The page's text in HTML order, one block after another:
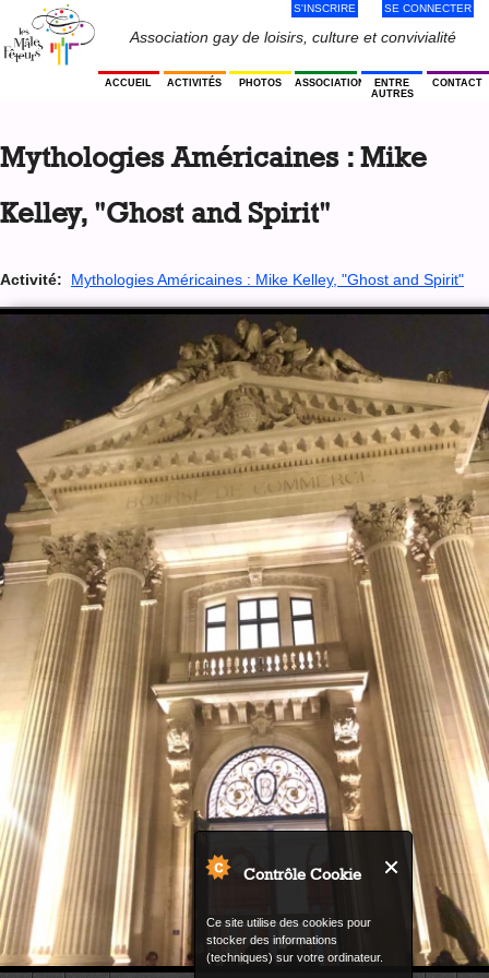
Contrôle Cookie
Ce site utilise des cookies pour
stocker des informations
(techniques) sur votre ordinateur.
navigation
Association gay de loisirs, culture et convivialité
Menu
Utilisateur
S'INSCRIRE SE CONNECTER
ACCUEIL ACTIVITÉS PHOTOS ASSOCIATION
ENTRE
AUTRES
CONTACT
top
Mythologies Américaines : Mike
Kelley, "Ghost and Spirit"
Activité: Mythologies Américaines : Mike Kelley, "Ghost and Spirit"